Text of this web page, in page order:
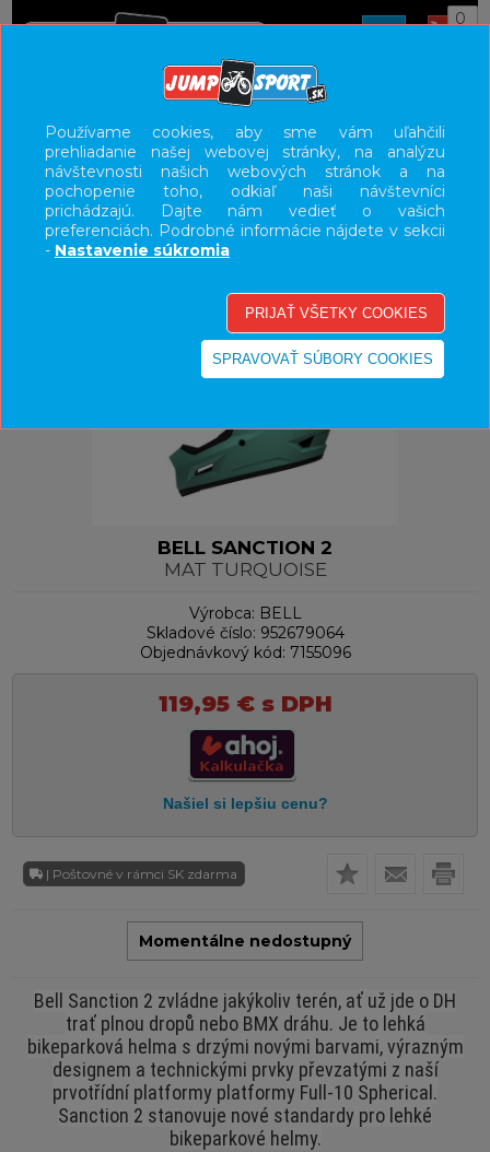
0
UŽÍVATEĽSKÝ PANEL
KATEGÓRIE
HLAVNÉ MENU
BELL SANCTION 2
MAT TURQUOISE
Výrobca: BELL
Skladové číslo: 952679064
Objednávkový kód: 7155096
119,95 €s DPH
| Poštovné v rámci SK zdarma
Momentálne nedostupný
Bell Sanction 2 zvládne jakýkoliv terén, ať už jde o DH
trať plnou dropů nebo BMX dráhu. Je to lehká
bikeparková helma s drzými novými barvami, výrazným
designem a technickými prvky převzatými z naší
prvotřídní platformy platformy Full-10 Spherical.
Sanction 2 stanovuje nové standardy pro lehké
bikeparkové helmy.
Používame cookies, aby sme vám uľahčili
prehliadanie našej webovej stránky, na analýzu
návštevnosti našich webových stránok a na
pochopenie toho, odkiaľ naši návštevníci
prichádzajú. Dajte nám vedieť o vašich
preferenciách. Podrobné informácie nájdete v sekcii
- Nastavenie súkromia